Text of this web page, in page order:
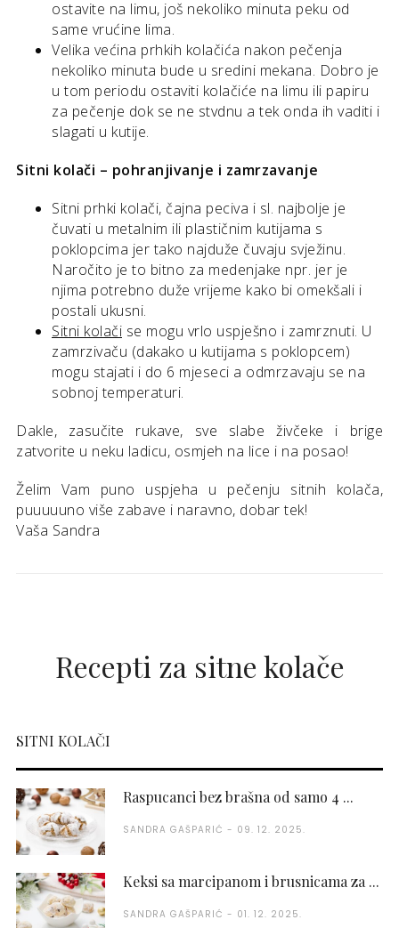
ostavite na limu, još nekoliko minuta peku od
same vrućine lima.
Velika većina prhkih kolačića nakon pečenja
nekoliko minuta bude u sredini mekana. Dobro je
u tom periodu ostaviti kolačiće na limu ili papiru
za pečenje dok se ne stvdnu a tek onda ih vaditi i
slagati u kutije.
Sitni kolači – pohranjivanje i zamrzavanje
Sitni prhki kolači, čajna peciva i sl. najbolje je
čuvati u metalnim ili plastičnim kutijama s
poklopcima jer tako najduže čuvaju svježinu.
Naročito je to bitno za medenjake npr. jer je
njima potrebno duže vrijeme kako bi omekšali i
postali ukusni.
Sitni kolači se mogu vrlo uspješno i zamrznuti. U
zamrzivaču (dakako u kutijama s poklopcem)
mogu stajati i do 6 mjeseci a odmrzavaju se na
sobnoj temperaturi.
Dakle, zasučite rukave, sve slabe živčeke i brige
zatvorite u neku ladicu, osmjeh na lice i na posao!
Želim Vam puno uspjeha u pečenju sitnih kolača,
puuuuuno više zabave i naravno, dobar tek!
Vaša Sandra
Recepti za sitne kolače
SITNI KOLAČI
Raspucanci bez brašna od samo 4 ...
SANDRA GAŠPARIĆ 09. 12. 2025.
Keksi sa marcipanom i brusnicama za ...
SANDRA GAŠPARIĆ 01. 12. 2025.